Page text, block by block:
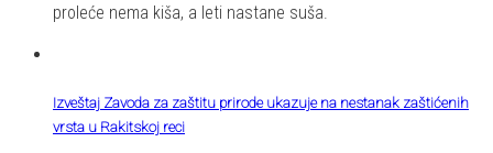
proleće nema kiša, a leti nastane suša.
Izveštaj Zavoda za zaštitu prirode ukazuje na nestanak zaštićenih
vrsta u Rakitskoj reci